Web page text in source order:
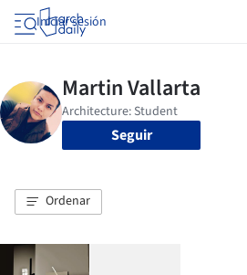
Iniciar sesión
Seguir
Ordenar